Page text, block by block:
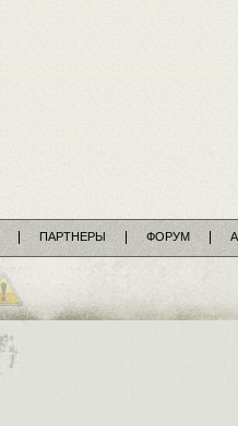
ПАРТНЕРЫ ФОРУМ